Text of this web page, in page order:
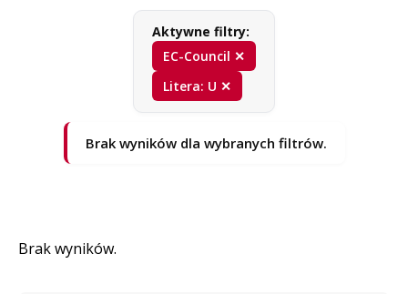
Aktywne filtry:
EC-Council ✕
Litera: U ✕
Brak wyników dla wybranych filtrów.
Brak wyników.